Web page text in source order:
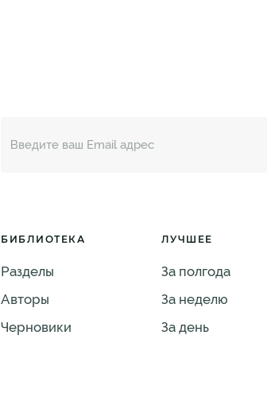
БИБЛИОТЕКА
Разделы
Авторы
Черновики
ЛУЧШЕЕ
За полгода
За неделю
За день